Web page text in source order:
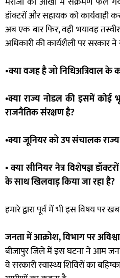
डॉक्टरों और सहायक को कार्यवाही
अब एक बार फिर, वही भयावह
अधिकारी की कार्यशैली पर सरकार ने
•क्या वजह है जो निधिअत्रिवाल के
•क्या राज्य नोडल की इसमें कोई
राजनैतिक संरक्षण है?
•क्या जूनियर को उप संचालक राज्य
• क्या सीनियर नेत्र विशेषज्ञ
के साथ खिलवाड़ किया जा रहा है?
हमारे द्वारा पूर्व में भी इस विषय पर
जनता में आक्रोश, विभाग पर
बीजापुर जिले में इस घटना ने आम जनता
वे सरकारी स्वास्थ्य शिविरों का